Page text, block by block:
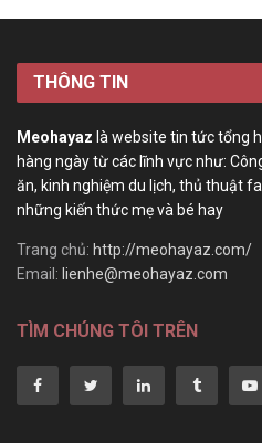
THÔNG TIN
Meohayaz là website tin tức tổng
hàng ngày từ các lĩnh vực như:
ăn, kinh nghiệm du lịch, thủ thuật
những kiến thức mẹ và bé hay
Trang chủ: http://meohayaz.com/
Email: lienhe@meohayaz.com
TÌM CHÚNG TÔI TRÊN